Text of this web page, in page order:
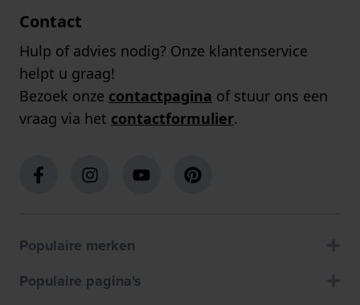
Contact
Hulp of advies nodig? Onze klantenservice
helpt u graag!
Bezoek onze contactpagina of stuur ons een
vraag via het contactformulier.
Populaire merken
Populaire pagina's